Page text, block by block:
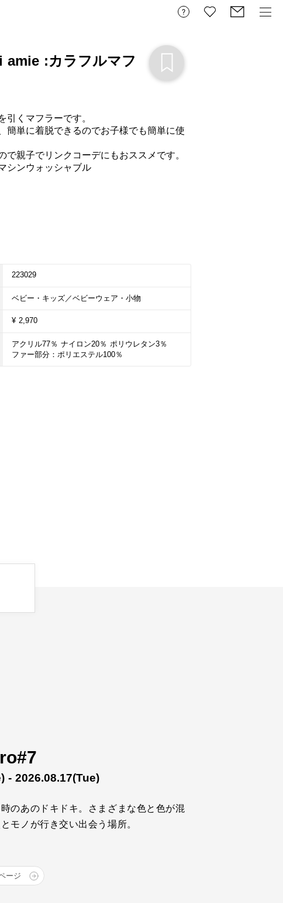
amie :カラフルマフ
引くマフラーです。
簡単に着脱できるのでお子様でも簡単に使
で親子でリンクコーデにもおススメです。
シンウォッシャブル
223029
ベビー・キッズ／ベビーウェア・小物
¥ 2,970
アクリル77％ ナイロン20％ ポリウレタン3％
ファー部分：ポリエステル100％
- 2026.08.17(Tue)
のあのドキドキ。さまざまな色と色が混
モノが行き交い出会う場所。
ージ